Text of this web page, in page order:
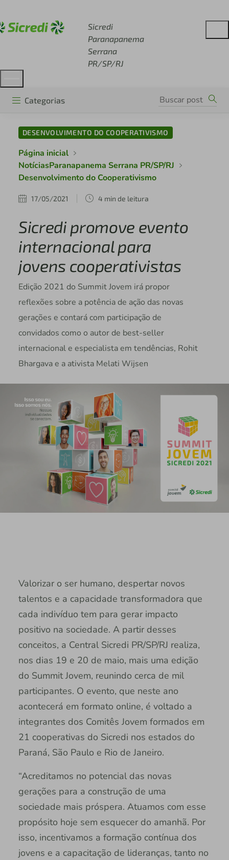
Sicredi
Paranapanema
Serrana
PR/SP/RJ
Categorias
DESENVOLVIMENTO DO COOPERATIVISMO
Página inicial
NotíciasParanapanema Serrana PR/SP/RJ
Desenvolvimento do Cooperativismo
17/05/2021 4 min de leitura
Sicredi promove evento
internacional para
jovens cooperativistas
Edição 2021 do Summit Jovem irá propor
reflexões sobre a potência de ação das novas
gerações e contará com participação de
convidados como o autor de best-seller
internacional e especialista em tendências, Rohit
Bhargava e a ativista Melati Wijsen
Valorizar o ser humano, despertar novos
talentos e a capacidade transformadora que
cada indivíduo tem para gerar impacto
positivo na sociedade. A partir desses
conceitos, a Central Sicredi PR/SP/RJ realiza,
nos dias 19 e 20 de maio, mais uma edição
do Summit Jovem, reunindo cerca de mil
participantes. O evento, que neste ano
acontecerá em formato online, é voltado a
integrantes dos Comitês Jovem formados em
21 cooperativas do Sicredi nos estados do
Paraná, São Paulo e Rio de Janeiro.
“Acreditamos no potencial das novas
gerações para a construção de uma
sociedade mais próspera. Atuamos com esse
propósito hoje sem esquecer do amanhã. Por
isso, incentivamos a formação contínua dos
jovens e a capacitação de lideranças, tanto no